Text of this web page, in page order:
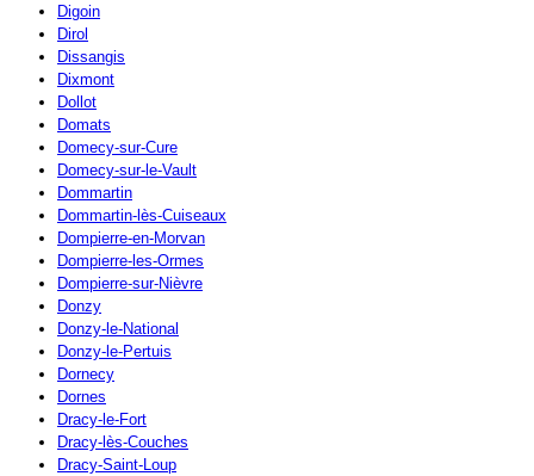
Digoin
Dirol
Dissangis
Dixmont
Dollot
Domats
Domecy-sur-Cure
Domecy-sur-le-Vault
Dommartin
Dommartin-lès-Cuiseaux
Dompierre-en-Morvan
Dompierre-les-Ormes
Dompierre-sur-Nièvre
Donzy
Donzy-le-National
Donzy-le-Pertuis
Dornecy
Dornes
Dracy-le-Fort
Dracy-lès-Couches
Dracy-Saint-Loup